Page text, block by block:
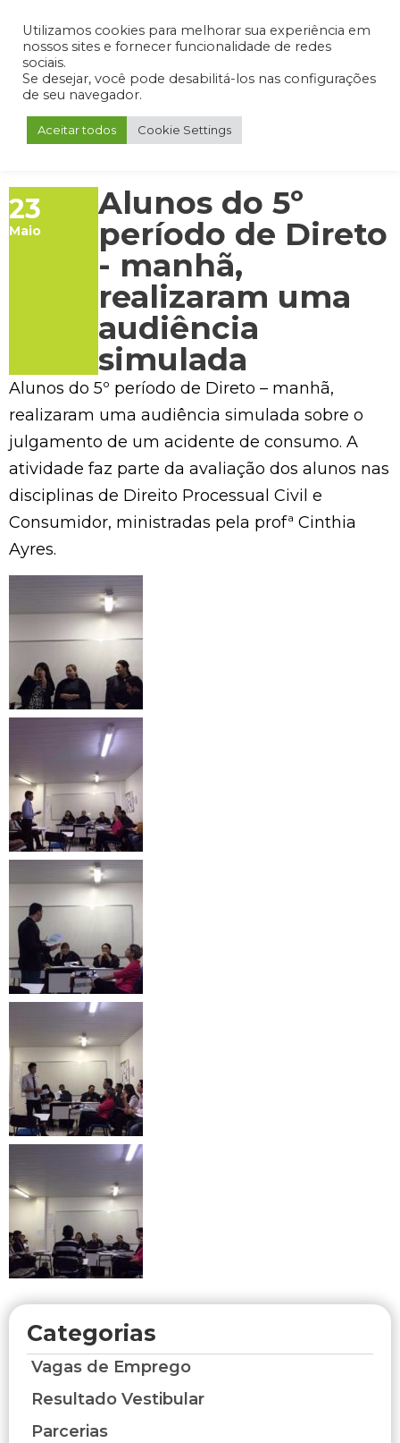
Admin Portal do Aluno Portal do Professor Portal do Coordenador
23
Maio
Alunos do 5º
período de Direto
- manhã,
realizaram uma
audiência
simulada
Alunos do 5º período de Direto – manhã,
realizaram uma audiência simulada sobre o
julgamento de um acidente de consumo. A
atividade faz parte da avaliação dos alunos nas
disciplinas de Direito Processual Civil e
Consumidor, ministradas pela profª Cinthia
Ayres.
Categorias
Vagas de Emprego
Resultado Vestibular
Parcerias
Utilizamos cookies para melhorar sua experiência em
nossos sites e fornecer funcionalidade de redes
sociais.
Se desejar, você pode desabilitá-los nas configurações
de seu navegador.
Aceitar todos Cookie Settings